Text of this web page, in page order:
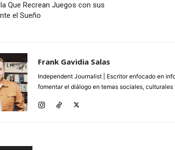
Que Recrean Juegos con sus
el Sueño
Frank Gavidia Salas
Independent Journalist | Escritor enfocado en
fomentar el diálogo en temas sociales,